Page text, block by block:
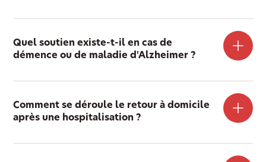
Quel soutien existe-t-il en cas de
démence ou de maladie d'Alzheimer ?
Comment se déroule le retour à domicile
après une hospitalisation ?